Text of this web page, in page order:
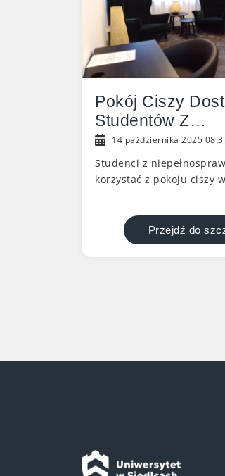
Pokój Ciszy
Studentów Z
14 października 2025
Studenci z
korzystać z pokoju ciszy
Przejdź do